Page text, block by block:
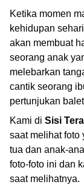
Ketika momen
kehidupan
akan membuat
seorang anak
melebarkan
cantik seorang
pertunjukan
Kami di Sisi
saat melihat foto
tua dan anak-
foto-foto ini dan
saat melihatnya.